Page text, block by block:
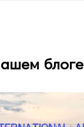
блоге